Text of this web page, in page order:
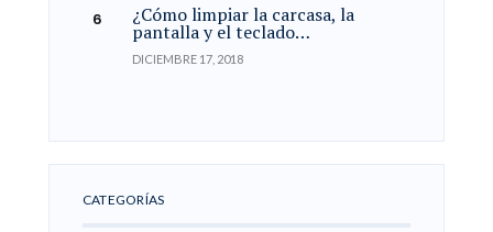
¿Cómo limpiar la carcasa, la
pantalla y el teclado…
DICIEMBRE 17, 2018
CATEGORÍAS